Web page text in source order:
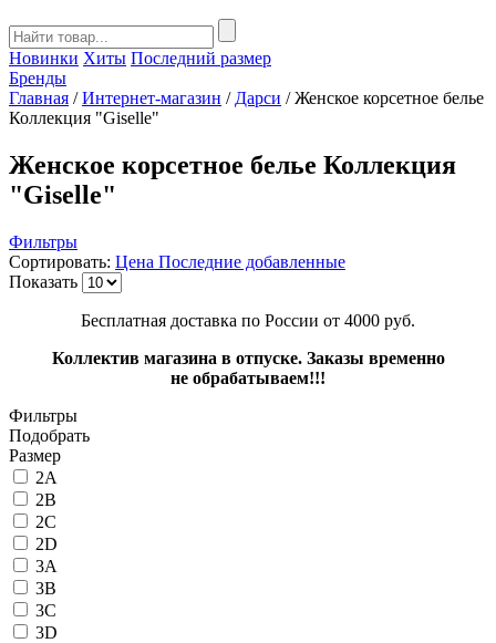
Новинки Хиты Последний размер
Бренды
Главная / Интернет-магазин / Дарси /Женское корсетное белье
Коллекция "Giselle"
Женское корсетное белье Коллекция
"Giselle"
Фильтры
Сортировать: Цена Последние добавленные
Показать
Бесплатная доставка по России от 4000 руб.
Коллектив магазина в отпуске. Заказы временно
не обрабатываем!!!
Фильтры
Подобрать
Размер
2A
2B
2C
2D
3A
3B
3C
3D